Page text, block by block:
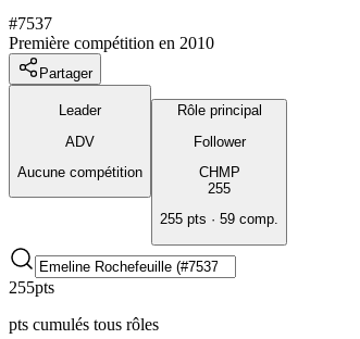
#7537
Première compétition en 2010
Partager
Leader
ADV
Aucune compétition
Rôle principal
Follower
CHMP
255
255 pts · 59 comp.
255pts
pts cumulés tous rôles